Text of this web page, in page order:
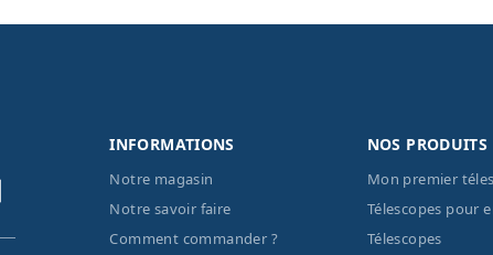
INFORMATIONS
Notre magasin
Notre savoir faire
Comment commander ?
NOS PRODUITS
Mon premier
Télescopes pour
Télescopes